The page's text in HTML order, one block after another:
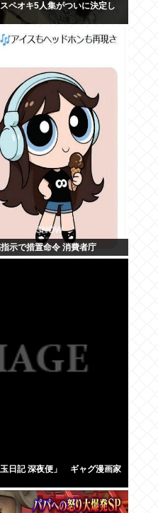
ペオキ5人集がついに決定し
示で措置命令 消費者庁
玉日記 深夜便」 ギャグ漫画家